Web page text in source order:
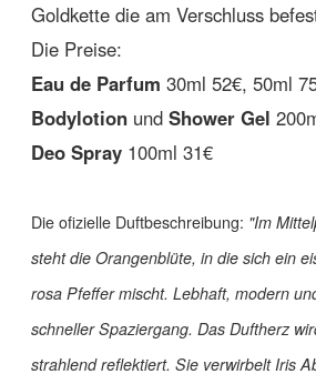
Goldkette die am Verschluss
Die Preise:
Eau de Parfum 30ml 52€, 50ml
Bodylotion und Shower Gel
Deo Spray 100ml 31€
Die ofizielle Duftbeschreibung: "Im
steht die Orangenblüte, in die sich ein
rosa Pfeffer mischt. Lebhaft, modern
schneller Spaziergang. Das Duftherz
strahlend reflektiert. Sie verwirbelt Iris